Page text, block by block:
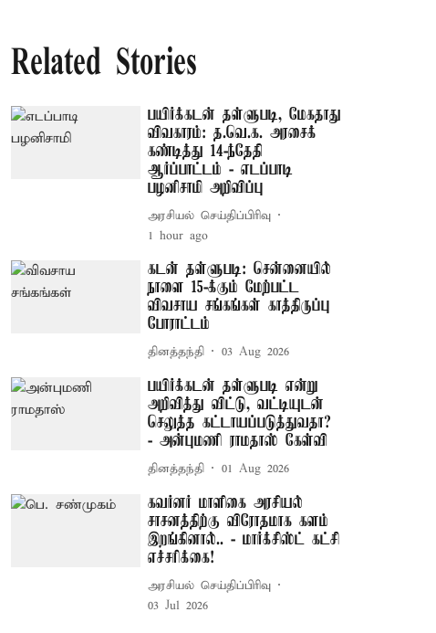
Related Stories
பயிர்க்கடன் தள்ளுபடி, மேகதாது
விவகாரம்: த.வெ.க. அரசைக்
கண்டித்து 14-ந்தேதி
ஆர்ப்பாட்டம் - எடப்பாடி
பழனிசாமி அறிவிப்பு
அரசியல் செய்திப்பிரிவு
1 hour ago
கடன் தள்ளுபடி: சென்னையில்
நாளை 15-க்கும் மேற்பட்ட
விவசாய சங்கங்கள் காத்திருப்பு
போராட்டம்
தினத்தந்தி 03 Aug 2026
பயிர்க்கடன் தள்ளுபடி என்று
அறிவித்து விட்டு, வட்டியுடன்
செலுத்த கட்டாயப்படுத்துவதா?
- அன்புமணி ராமதாஸ் கேள்வி
தினத்தந்தி 01 Aug 2026
கவர்னர் மாளிகை அரசியல்
சாசனத்திற்கு விரோதமாக களம்
இறங்கினால்.. - மார்க்சிஸ்ட் கட்சி
எச்சரிக்கை!
அரசியல் செய்திப்பிரிவு
03 Jul 2026